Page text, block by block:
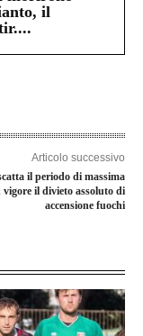
il
Articolo successivo
il periodo di massima
il divieto assoluto di
accensione fuochi